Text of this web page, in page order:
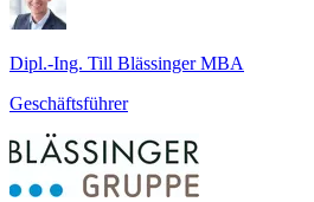
Dipl.-Ing. Till Blässinger MBA
Geschäftsführer